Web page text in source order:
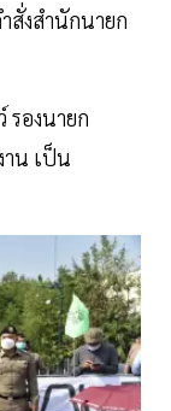
สั่งสำนักนายก
องนายก
าน เป็น